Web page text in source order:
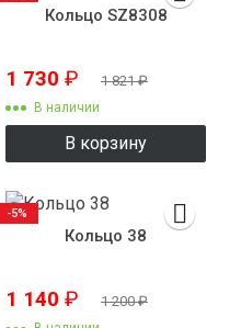
Кольцо SZ8308
1 730 ₽ 1 821₽
В наличии
В корзину
Кольцо 38
1 140 ₽ 1 200₽
-5%